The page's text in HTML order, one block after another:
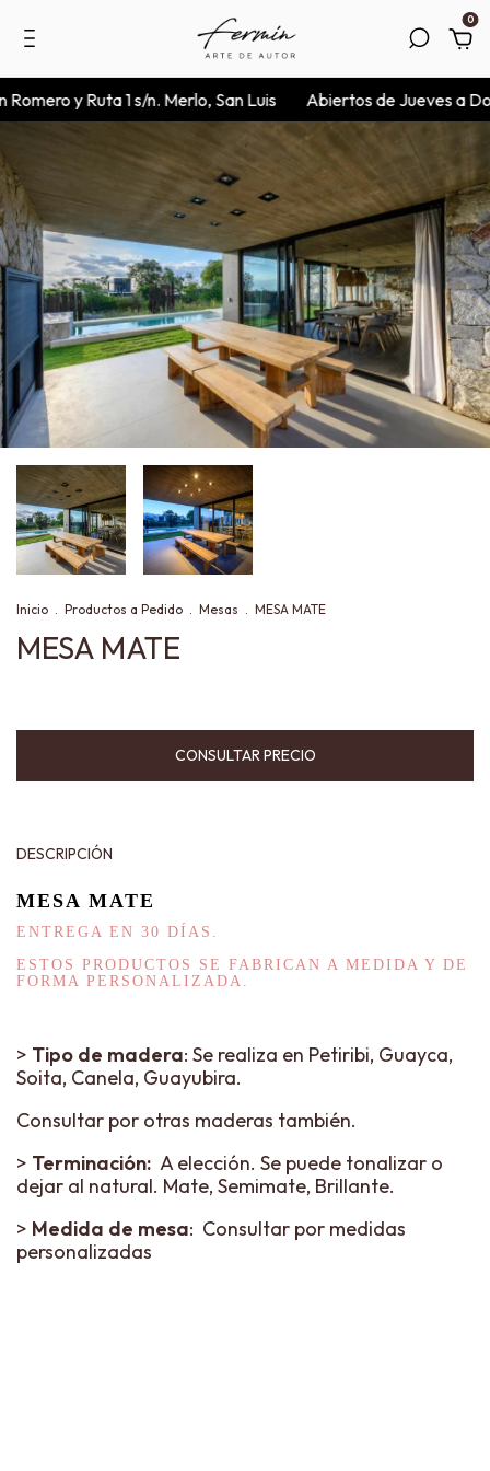
0
y Ruta 1 s/n. Merlo, San Luis Abiertos de Jueves a
Inicio Productos a Pedido Mesas MESA MATE
MESA MATE
DESCRIPCIÓN
MESA MATE
ENTREGA EN 30 DÍAS.
ESTOS PRODUCTOS SE FABRICAN A MEDIDA Y DE
FORMA PERSONALIZADA.
> Tipo de madera: Se realiza en Petiribi, Guayca,
Soita, Canela, Guayubira.
Consultar por otras maderas también.
> Terminación: A elección. Se puede tonalizar o
dejar al natural. Mate, Semimate, Brillante.
> Medida de mesa: Consultar por medidas
personalizadas